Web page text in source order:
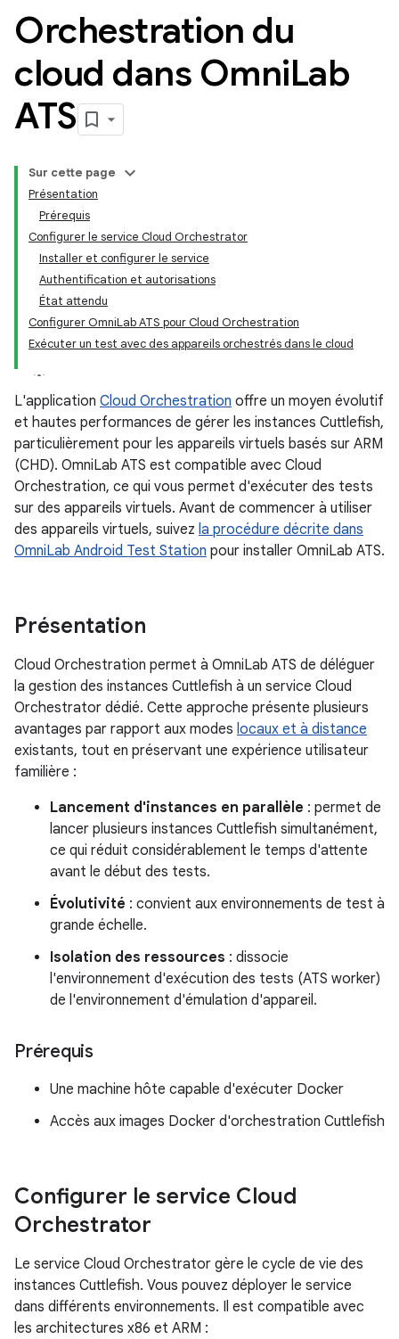
Orchestration du
cloud dans OmniLab
ATS
Sur cette page
Présentation
Prérequis
Configurer le service Cloud Orchestrator
Installer et configurer le service
Authentification et autorisations
État attendu
Configurer OmniLab ATS pour Cloud Orchestration
Exécuter un test avec des appareils orchestrés dans le cloud
L'application Cloud Orchestration offre un moyen évolutif
et hautes performances de gérer les instances Cuttlefish,
particulièrement pour les appareils virtuels basés sur ARM
(CHD). OmniLab ATS est compatible avec Cloud
Orchestration, ce qui vous permet d'exécuter des tests
sur des appareils virtuels. Avant de commencer à utiliser
des appareils virtuels, suivez la procédure décrite dans
OmniLab Android Test Station pour installer OmniLab ATS.
Présentation
Cloud Orchestration permet à OmniLab ATS de déléguer
la gestion des instances Cuttlefish à un service Cloud
Orchestrator dédié. Cette approche présente plusieurs
avantages par rapport aux modes locaux et à distance
existants, tout en préservant une expérience utilisateur
familière :
Lancement d'instances en parallèle : permet de
lancer plusieurs instances Cuttlefish simultanément,
ce qui réduit considérablement le temps d'attente
avant le début des tests.
Évolutivité : convient aux environnements de test à
grande échelle.
Isolation des ressources : dissocie
l'environnement d'exécution des tests (ATS worker)
de l'environnement d'émulation d'appareil.
Prérequis
Une machine hôte capable d'exécuter Docker
Accès aux images Docker d'orchestration Cuttlefish
Configurer le service Cloud
Orchestrator
Le service Cloud Orchestrator gère le cycle de vie des
instances Cuttlefish. Vous pouvez déployer le service
dans différents environnements. Il est compatible avec
les architectures x86 et ARM :